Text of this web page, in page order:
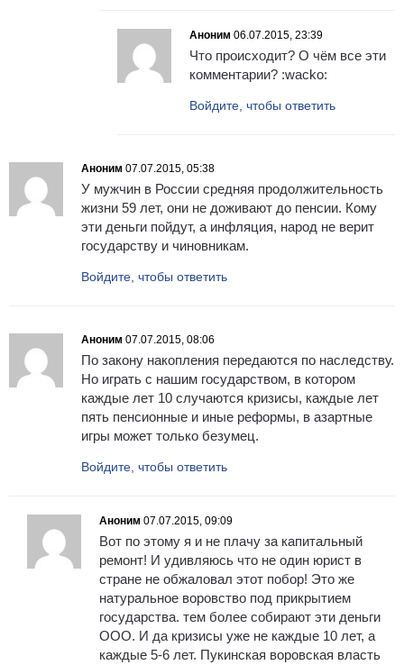
Аноним 06.07.2015, 23:39
Что происходит? О чём все эти
комментарии? :wacko:
Войдите, чтобы ответить
Аноним 07.07.2015, 05:38
У мужчин в России средняя продолжительность
жизни 59 лет, они не доживают до пенсии. Кому
эти деньги пойдут, а инфляция, народ не верит
государству и чиновникам.
Войдите, чтобы ответить
Аноним 07.07.2015, 08:06
По закону накопления передаются по наследству.
Но играть с нашим государством, в котором
каждые лет 10 случаются кризисы, каждые лет
пять пенсионные и иные реформы, в азартные
игры может только безумец.
Войдите, чтобы ответить
Аноним 07.07.2015, 09:09
Вот по этому я и не плачу за капитальный
ремонт! И удивляюсь что не один юрист в
стране не обжаловал этот побор! Это же
натуральное воровство под прикрытием
государства. тем более собирают эти деньги
ООО. И да кризисы уже не каждые 10 лет, а
каждые 5-6 лет. Пукинская воровская власть